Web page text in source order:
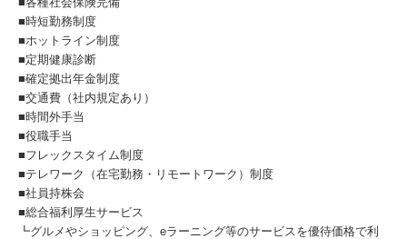
■時短勤務制度
■ホットライン制度
■定期健康診断
■確定拠出年金制度
■交通費（社内規定あり）
■時間外手当
■役職手当
■フレックスタイム制度
■テレワーク（在宅勤務・リモートワーク）制度
■社員持株会
■総合福利厚生サービス
┗グルメやショッピング、eラーニング等のサービスを優待価格で利